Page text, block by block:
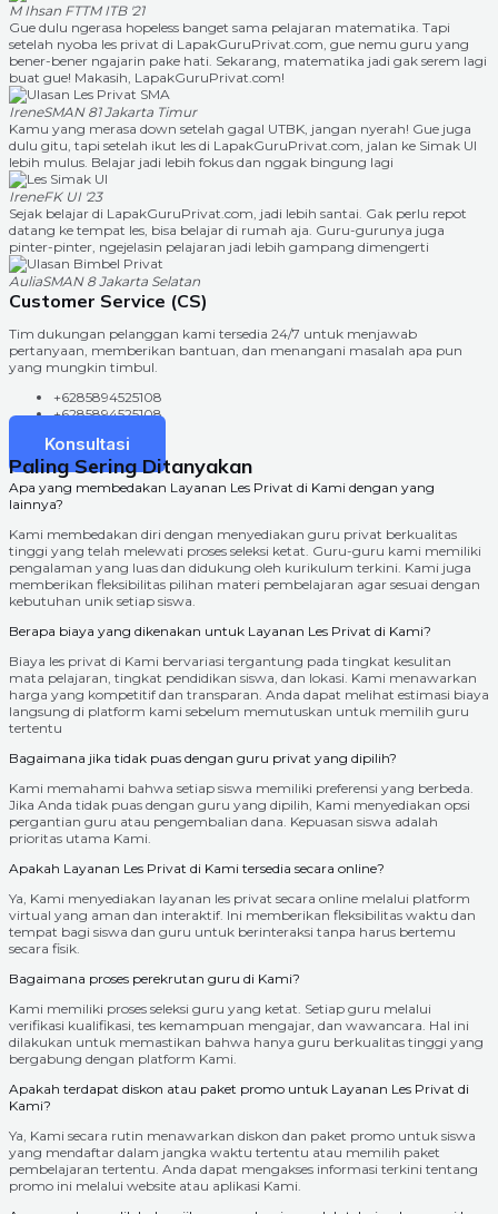
M Ihsan FTTM ITB '21
Gue dulu ngerasa hopeless banget sama pelajaran matematika. Tapi
setelah nyoba les privat di LapakGuruPrivat.com, gue nemu guru yang
bener-bener ngajarin pake hati. Sekarang, matematika jadi gak serem lagi
buat gue! Makasih, LapakGuruPrivat.com!
IreneSMAN 81 Jakarta Timur
Kamu yang merasa down setelah gagal UTBK, jangan nyerah! Gue juga
dulu gitu, tapi setelah ikut les di LapakGuruPrivat.com, jalan ke Simak UI
lebih mulus. Belajar jadi lebih fokus dan nggak bingung lagi
IreneFK UI '23
Sejak belajar di LapakGuruPrivat.com, jadi lebih santai. Gak perlu repot
datang ke tempat les, bisa belajar di rumah aja. Guru-gurunya juga
pinter-pinter, ngejelasin pelajaran jadi lebih gampang dimengerti
AuliaSMAN 8 Jakarta Selatan
Customer Service (CS)
Tim dukungan pelanggan kami tersedia 24/7 untuk menjawab
pertanyaan, memberikan bantuan, dan menangani masalah apa pun
yang mungkin timbul.
+6285894525108
+6285894525108
Konsultasi
Paling Sering Ditanyakan
Apa yang membedakan Layanan Les Privat di Kami dengan yang
lainnya?
Kami membedakan diri dengan menyediakan guru privat berkualitas
tinggi yang telah melewati proses seleksi ketat. Guru-guru kami memiliki
pengalaman yang luas dan didukung oleh kurikulum terkini. Kami juga
memberikan fleksibilitas pilihan materi pembelajaran agar sesuai dengan
kebutuhan unik setiap siswa.
Berapa biaya yang dikenakan untuk Layanan Les Privat di Kami?
Biaya les privat di Kami bervariasi tergantung pada tingkat kesulitan
mata pelajaran, tingkat pendidikan siswa, dan lokasi. Kami menawarkan
harga yang kompetitif dan transparan. Anda dapat melihat estimasi biaya
langsung di platform kami sebelum memutuskan untuk memilih guru
tertentu
Bagaimana jika tidak puas dengan guru privat yang dipilih?
Kami memahami bahwa setiap siswa memiliki preferensi yang berbeda.
Jika Anda tidak puas dengan guru yang dipilih, Kami menyediakan opsi
pergantian guru atau pengembalian dana. Kepuasan siswa adalah
prioritas utama Kami.
Apakah Layanan Les Privat di Kami tersedia secara online?
Ya, Kami menyediakan layanan les privat secara online melalui platform
virtual yang aman dan interaktif. Ini memberikan fleksibilitas waktu dan
tempat bagi siswa dan guru untuk berinteraksi tanpa harus bertemu
secara fisik.
Bagaimana proses perekrutan guru di Kami?
Kami memiliki proses seleksi guru yang ketat. Setiap guru melalui
verifikasi kualifikasi, tes kemampuan mengajar, dan wawancara. Hal ini
dilakukan untuk memastikan bahwa hanya guru berkualitas tinggi yang
bergabung dengan platform Kami.
Apakah terdapat diskon atau paket promo untuk Layanan Les Privat di
Kami?
Ya, Kami secara rutin menawarkan diskon dan paket promo untuk siswa
yang mendaftar dalam jangka waktu tertentu atau memilih paket
pembelajaran tertentu. Anda dapat mengakses informasi terkini tentang
promo ini melalui website atau aplikasi Kami.